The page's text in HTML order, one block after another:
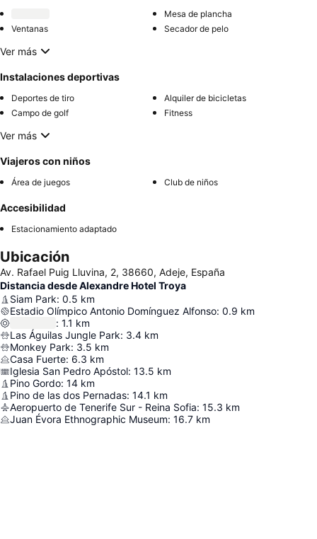
Mesa de plancha
Ventanas
Secador de pelo
Ver más
Instalaciones deportivas
Deportes de tiro
Alquiler de bicicletas
Campo de golf
Fitness
Ver más
Viajeros con niños
Área de juegos Club de niños
Accesibilidad
Estacionamiento adaptado
Ubicación
Av. Rafael Puig Lluvina, 2, 38660, Adeje, España
Distancia desde Alexandre Hotel Troya
Siam Park: 0.5 km
Estadio Olímpico Antonio Domínguez Alfonso: 0.9 km
: 1.1 km
Las Águilas Jungle Park: 3.4 km
Monkey Park: 3.5 km
Casa Fuerte: 6.3 km
Iglesia San Pedro Apóstol: 13.5 km
Pino Gordo: 14 km
Pino de las dos Pernadas: 14.1 km
Aeropuerto de Tenerife Sur - Reina Sofia: 15.3 km
Juan Évora Ethnographic Museum: 16.7 km